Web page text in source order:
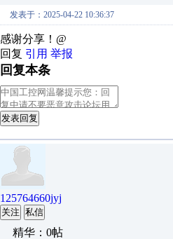
发表于：2025-04-22 10:36:37
感谢分享！@
回复 引用 举报
回复本条
发表回复
125764660jyj
关注 私信
精华：0帖